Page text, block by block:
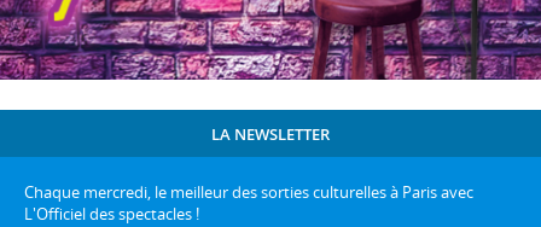
LA NEWSLETTER
Chaque mercredi, le meilleur des sorties culturelles à Paris avec
L'Officiel des spectacles !